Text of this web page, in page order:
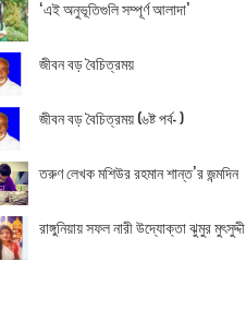
‘এই অনুভূতিগুলি সম্পূর্ণ আলাদা’
জীবন বড় বৈচিত্রময়
জীবন বড় বৈচিত্রময় (৬ষ্ট পর্ব- )
তরুণ লেখক মশিউর রহমান শান্ত’র জন্মদিন
রাঙ্গুনিয়ায় সফল নারী উদ্যোক্তা ঝুমুর মুৎসুদ্দী